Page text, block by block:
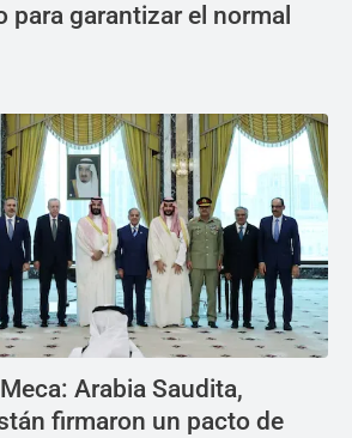
para garantizar el normal
Arabia Saudita,
firmaron un pacto de